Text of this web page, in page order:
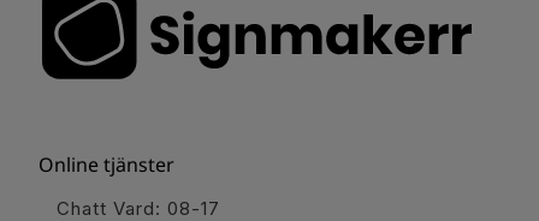
Online tjänster
Chatt Vard: 08-17